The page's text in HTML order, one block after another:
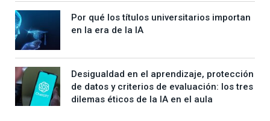
Por qué los títulos universitarios importan
en la era de la IA
Desigualdad en el aprendizaje, protección
de datos y criterios de evaluación: los tres
dilemas éticos de la IA en el aula